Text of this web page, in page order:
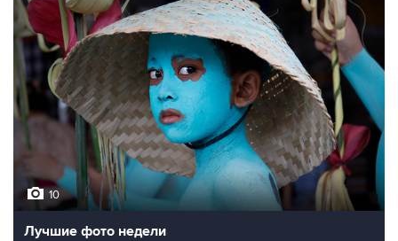
10
Лучшие фото недели